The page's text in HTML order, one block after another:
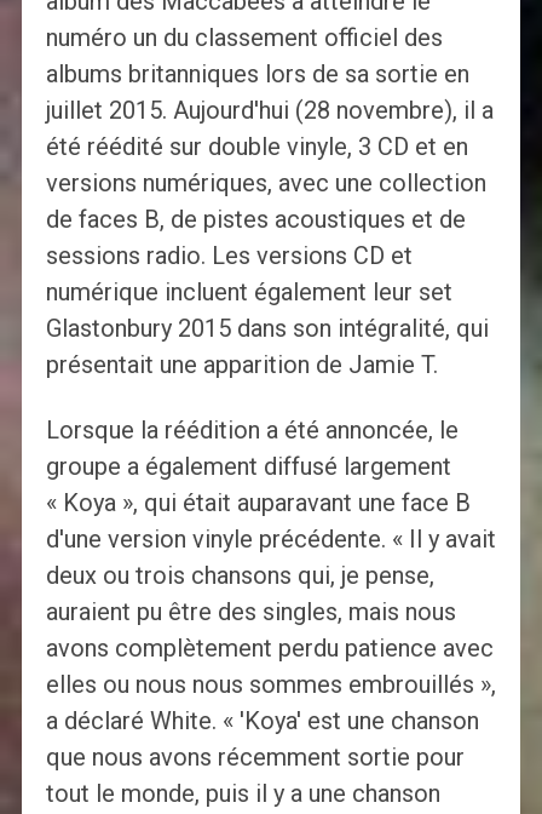
numéro un du classement officiel des
albums britanniques lors de sa sortie en
juillet 2015. Aujourd'hui (28 novembre), il a
été réédité sur double vinyle, 3 CD et en
versions numériques, avec une collection
de faces B, de pistes acoustiques et de
sessions radio. Les versions CD et
numérique incluent également leur set
Glastonbury 2015 dans son intégralité, qui
présentait une apparition de Jamie T.
Lorsque la réédition a été annoncée, le
groupe a également diffusé largement
« Koya », qui était auparavant une face B
d'une version vinyle précédente. « Il y avait
deux ou trois chansons qui, je pense,
auraient pu être des singles, mais nous
avons complètement perdu patience avec
elles ou nous nous sommes embrouillés »,
a déclaré White. « 'Koya' est une chanson
que nous avons récemment sortie pour
tout le monde, puis il y a une chanson